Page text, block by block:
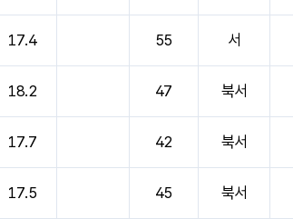
17.4 55 서
18.2 47 북서
17.7 42 북서
17.5 45 북서